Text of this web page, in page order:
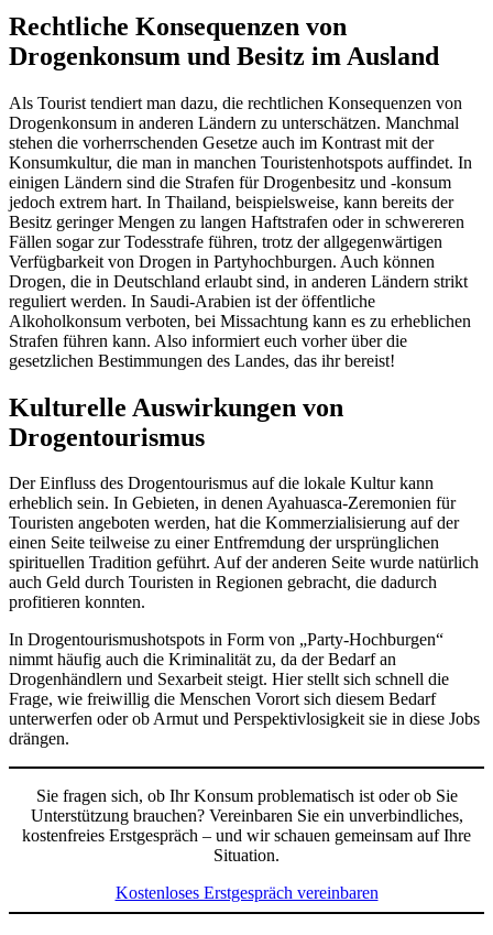
Rechtliche Konsequenzen von
Drogenkonsum und Besitz im Ausland
Als Tourist tendiert man dazu, die rechtlichen Konsequenzen von
Drogenkonsum in anderen Ländern zu unterschätzen. Manchmal
stehen die vorherrschenden Gesetze auch im Kontrast mit der
Konsumkultur, die man in manchen Touristenhotspots auffindet. In
einigen Ländern sind die Strafen für Drogenbesitz und -konsum
jedoch extrem hart. In Thailand, beispielsweise, kann bereits der
Besitz geringer Mengen zu langen Haftstrafen oder in schwereren
Fällen sogar zur Todesstrafe führen, trotz der allgegenwärtigen
Verfügbarkeit von Drogen in Partyhochburgen. Auch können
Drogen, die in Deutschland erlaubt sind, in anderen Ländern strikt
reguliert werden. In Saudi-Arabien ist der öffentliche
Alkoholkonsum verboten, bei Missachtung kann es zu erheblichen
Strafen führen kann. Also informiert euch vorher über die
gesetzlichen Bestimmungen des Landes, das ihr bereist!
Kulturelle Auswirkungen von
Drogentourismus
Der Einfluss des Drogentourismus auf die lokale Kultur kann
erheblich sein. In Gebieten, in denen Ayahuasca-Zeremonien für
Touristen angeboten werden, hat die Kommerzialisierung auf der
einen Seite teilweise zu einer Entfremdung der ursprünglichen
spirituellen Tradition geführt. Auf der anderen Seite wurde natürlich
auch Geld durch Touristen in Regionen gebracht, die dadurch
profitieren konnten.
In Drogentourismushotspots in Form von „Party-Hochburgen“
nimmt häufig auch die Kriminalität zu, da der Bedarf an
Drogenhändlern und Sexarbeit steigt. Hier stellt sich schnell die
Frage, wie freiwillig die Menschen Vorort sich diesem Bedarf
unterwerfen oder ob Armut und Perspektivlosigkeit sie in diese Jobs
drängen.
Sie fragen sich, ob Ihr Konsum problematisch ist oder ob Sie
Unterstützung brauchen? Vereinbaren Sie ein unverbindliches,
kostenfreies Erstgespräch – und wir schauen gemeinsam auf Ihre
Situation.
Kostenloses Erstgespräch vereinbaren